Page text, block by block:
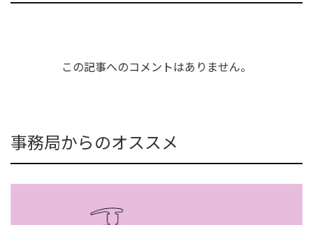
この記事へのコメントはありません。
事務局からのオススメ